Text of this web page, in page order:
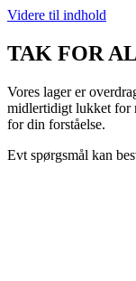
Videre til indhold
TAK FOR
Vores lager er
midlertidigt lukket for
for din forståelse.
Evt spørgsmål kan